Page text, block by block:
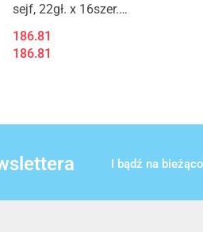
sejf, 22gł. x 16szer.
stopowa, Bituxx MS-
14494
186.81
186.81
I bądź na